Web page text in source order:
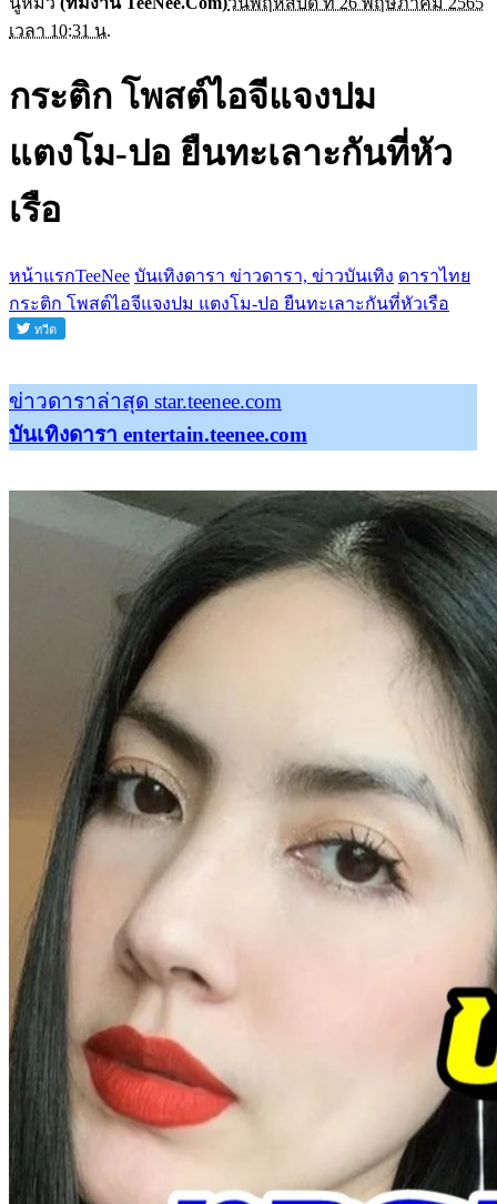
เวลา 10:31 น.
กระติก โพสต์ไอจีแจงปม
แตงโม-ปอ ยืนทะเลาะกันที่หัว
เรือ
หน้าแรกTeeNee บันเทิงดารา ข่าวดารา, ข่าวบันเทิง ดาราไทย
กระติก โพสต์ไอจีแจงปม แตงโม-ปอ ยืนทะเลาะกันที่หัวเรือ
ข่าวดาราล่าสุด star.teenee.com
บันเทิงดารา entertain.teenee.com